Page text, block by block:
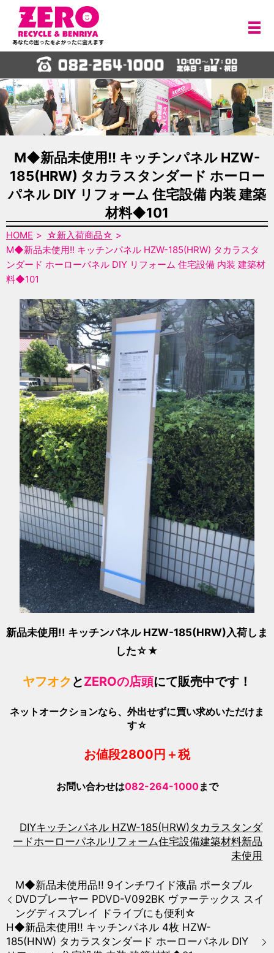
メ
M◆新品未使用!! キッチンパネル HZW-
185(HRW) タカラスタンダード ホーロー
パネル DIY リフォーム 住宅設備 内装 建築
材料◆101
HOME
☆新入荷商品☆
M◆新品未使用!! キッチンパネル HZW-185(HRW) タカラスタ
ンダード ホーローパネル DIY リフォーム 住宅設備 内装 建築材
料◆101
新品未使用!! キッチンパネル HZW-185(HRW) 入荷しま
した☆★
ヤフオク とZEROの店頭にて販売中です！
ネットオークションなら、外出せずに買い求めいただけま
す☆
お値段2800 円＋税
お問い合わせは082-264-1000まで
DIYキッチンパネル HZW-185(HRW)タカラスタンダ
ードホーローパネル リフォーム住宅設備建築材料新品
未使用
M◆新品未使用品!! 9インチワイド液晶 ポータブル
DVDプレーヤー PDVD-V092BK ヴァーテックス スイ
ングディスプレイ ドライブにも便利☆
H◆新品未使用!! キッチンパネル 4枚 HZW-
185(HNW) タカラスタンダード ホーローパネル DIY